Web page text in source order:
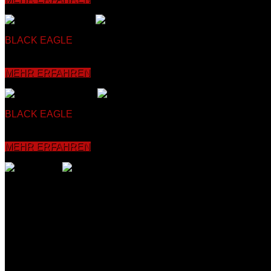
BLACK EAGLE
MEHR ERFAHREN
BLACK EAGLE
MEHR ERFAHREN